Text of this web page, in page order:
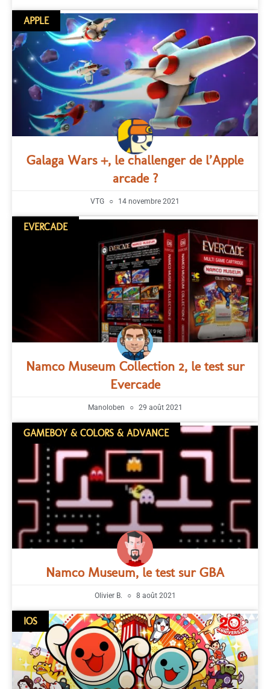
APPLE
Galaga Wars +, le challenger de l’Apple
arcade ?
VTG 14 novembre 2021
EVERCADE
Namco Museum Collection 2, le test sur
Evercade
Manoloben 29 août 2021
GAMEBOY & COLORS & ADVANCE
Namco Museum, le test sur GBA
Olivier B. 8 août 2021
IOS